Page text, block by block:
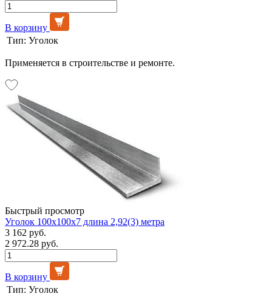
В корзину
Тип: Уголок
Применяется в строительстве и ремонте.
Быстрый просмотр
Уголок 100х100х7 длина 2,92(3) метра
3 162 руб.
2 972.28 руб.
В корзину
Тип: Уголок